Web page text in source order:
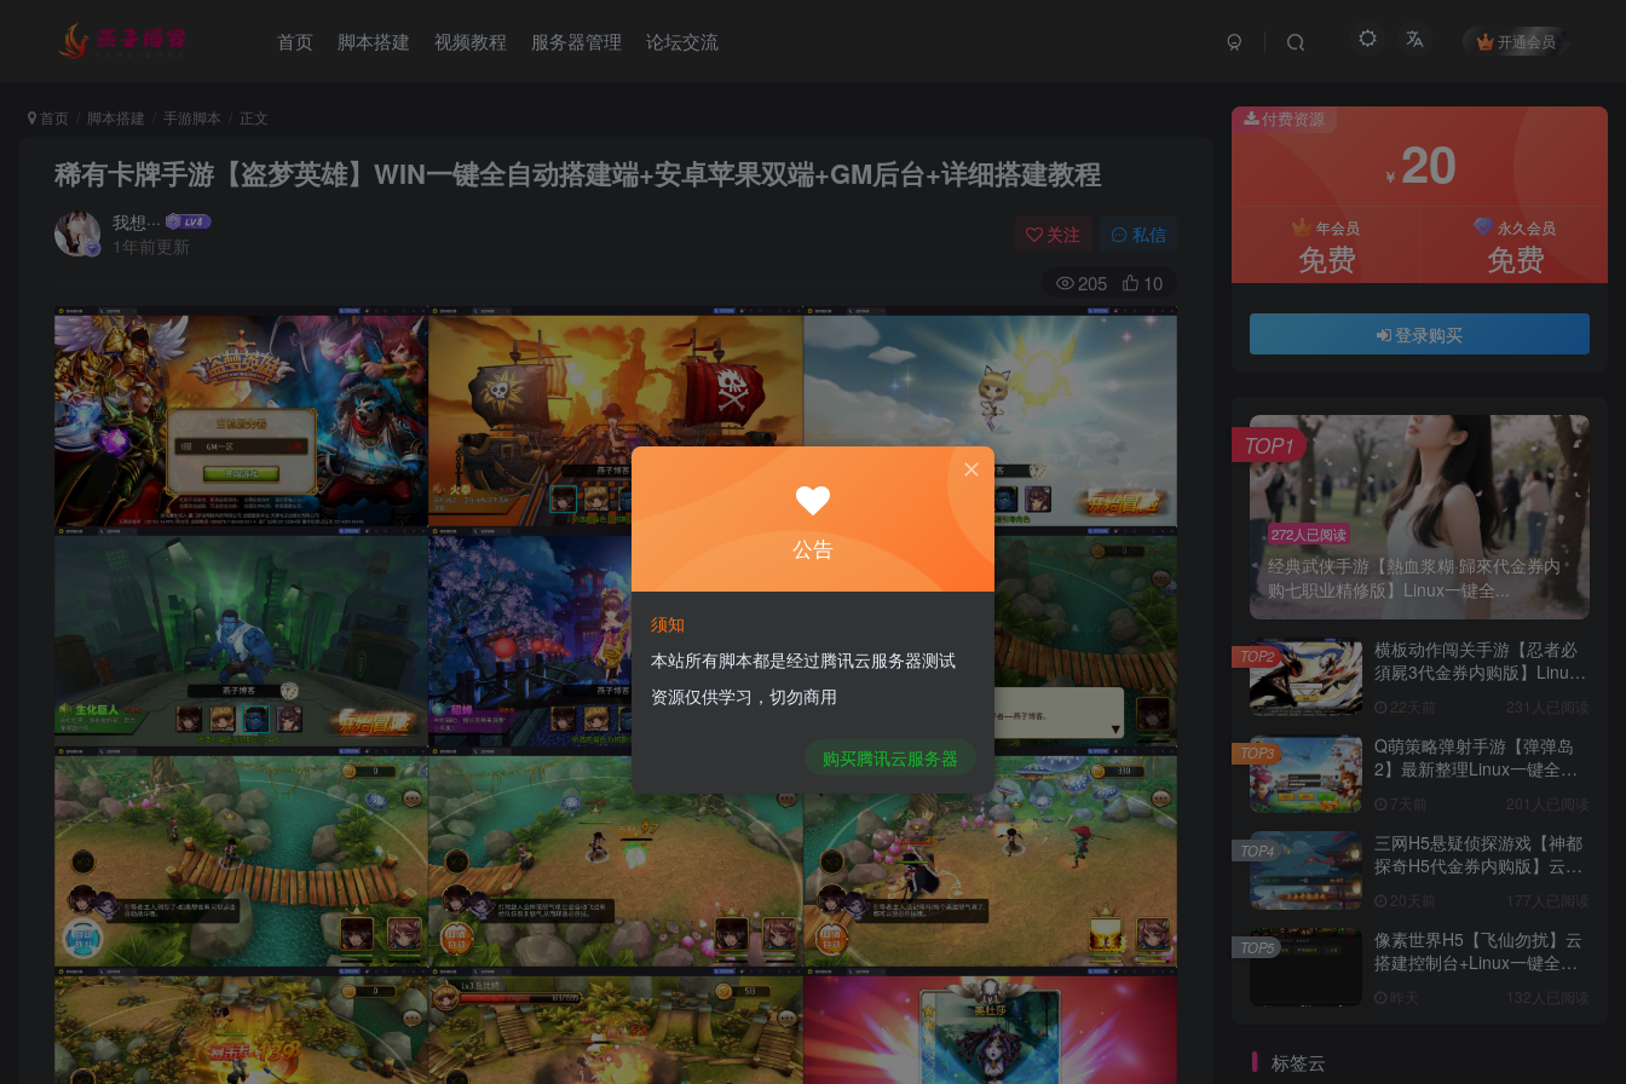
首页 脚本搭建 视频教程 服务器管理 论坛交流 开通会员
首页 脚本搭建 手游脚本 正文
稀有卡牌手游【盗梦英雄】WIN一键全自动搭建端+安卓苹果双端+GM后台+详细搭建教程
我想···
1年前更新
关注 私信
205 10
付费资源
￥ 20
年会员
免费
永久会员
免费
登录购买
272人已阅读
经典武侠手游【熱血浆糊·歸來代金券内
购七职业精修版】Linux一键全...
TOP1
横板动作闯关手游【忍者必
須屍3代金券内购版】Linux
果双端+CDK授权后台
22天前 231人已阅读
TOP2
Q萌策略弹射手游【弹弹岛
2】最新整理Linux一键全自
7天前 201人已阅读
TOP3
三网H5悬疑侦探游戏【神都
探奇H5代金券内购版】云搭
搭建脚本+Linux手工服务端
+管理后台+CDK授权后台
+简易安卓客户端+详细搭建
20天前 177人已阅读
TOP4
像素世界H5【飞仙勿扰】云
搭建控制台+Linux一键全自
昨天 132人已阅读
TOP5
标签云
公告
须知
本站所有脚本都是经过腾讯云服务器测试
资源仅供学习，切勿商用
购买腾讯云服务器